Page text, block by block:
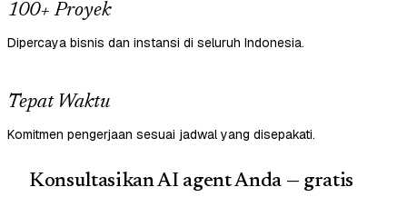
100+ Proyek
Dipercaya bisnis dan instansi di seluruh Indonesia.
Tepat Waktu
Komitmen pengerjaan sesuai jadwal yang disepakati.
Konsultasikan AI agent Anda — gratis